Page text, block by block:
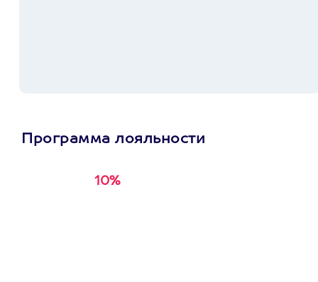
Программа лояльности
10%